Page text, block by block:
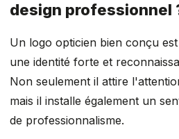
design professionnel
Un logo opticien bien conçu
une identité forte et
Non seulement il attire
mais il installe également un
de professionnalisme.